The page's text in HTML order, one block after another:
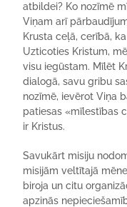
atbildei? Ko nozīmē
Viņam arī
Krusta ceļā, cerībā,
Uzticoties Kristum,
visu iegūstam. Mīlēt
dialogā, savu gribu
nozīmē, ievērot Viņa
patiesas «mīlestības
ir Kristus.
Savukārt misiju
misijām veltītajā
biroja un citu
apzinās